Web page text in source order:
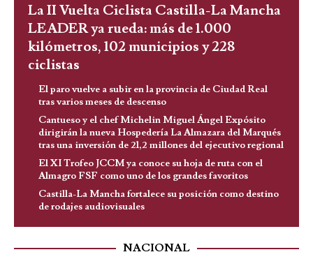
La II Vuelta Ciclista Castilla-La Mancha
LEADER ya rueda: más de 1.000
kilómetros, 102 municipios y 228
ciclistas
El paro vuelve a subir en la provincia de Ciudad Real
tras varios meses de descenso
Cantueso y el chef Michelin Miguel Ángel Expósito
dirigirán la nueva Hospedería La Almazara del Marqués
tras una inversión de 21,2 millones del ejecutivo regional
El XI Trofeo JCCM ya conoce su hoja de ruta con el
Almagro FSF como uno de los grandes favoritos
Castilla-La Mancha fortalece su posición como destino
de rodajes audiovisuales
NACIONAL